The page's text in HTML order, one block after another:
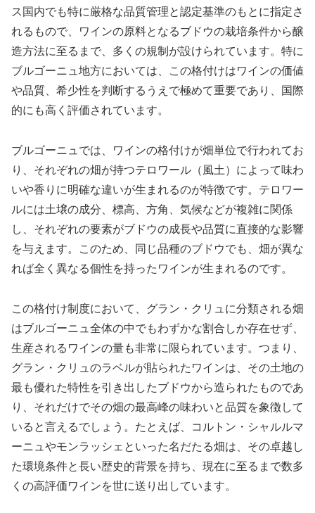
ス国内でも特に厳格な品質管理と認定基準のもとに指定さ
れるもので、ワインの原料となるブドウの栽培条件から醸
造方法に至るまで、多くの規制が設けられています。特に
ブルゴーニュ地方においては、この格付けはワインの価値
や品質、希少性を判断するうえで極めて重要であり、国際
的にも高く評価されています。
ブルゴーニュでは、ワインの格付けが畑単位で行われてお
り、それぞれの畑が持つテロワール（風土）によって味わ
いや香りに明確な違いが生まれるのが特徴です。テロワー
ルには土壌の成分、標高、方角、気候などが複雑に関係
し、それぞれの要素がブドウの成長や品質に直接的な影響
を与えます。このため、同じ品種のブドウでも、畑が異な
れば全く異なる個性を持ったワインが生まれるのです。
この格付け制度において、グラン・クリュに分類される畑
はブルゴーニュ全体の中でもわずかな割合しか存在せず、
生産されるワインの量も非常に限られています。つまり、
グラン・クリュのラベルが貼られたワインは、その土地の
最も優れた特性を引き出したブドウから造られたものであ
り、それだけでその畑の最高峰の味わいと品質を象徴して
いると言えるでしょう。たとえば、コルトン・シャルルマ
ーニュやモンラッシェといった名だたる畑は、その卓越し
た環境条件と長い歴史的背景を持ち、現在に至るまで数多
くの高評価ワインを世に送り出しています。